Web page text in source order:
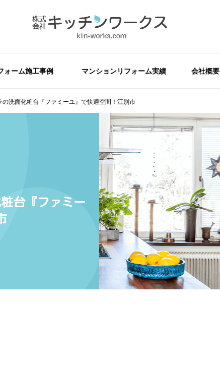
ォーム施工事例 マンションリフォーム実績 会社概要
洗面化粧台『ファミーユ』で快適空間！江別市
台『ファミー